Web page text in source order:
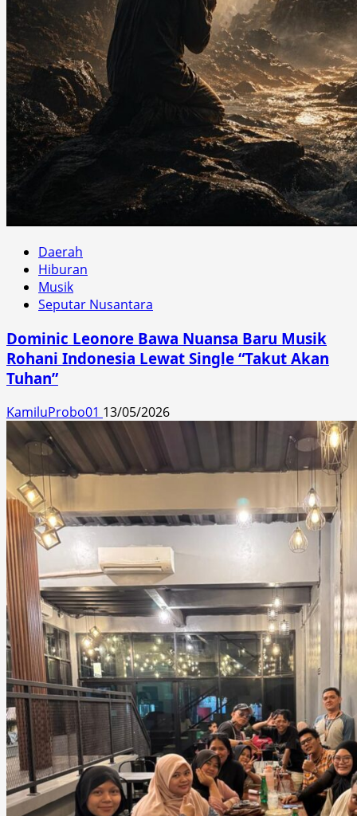
Daerah
Hiburan
Musik
Seputar Nusantara
Dominic Leonore Bawa Nuansa Baru Musik
Rohani Indonesia Lewat Single “Takut Akan
Tuhan”
KamiluProbo01 13/05/2026